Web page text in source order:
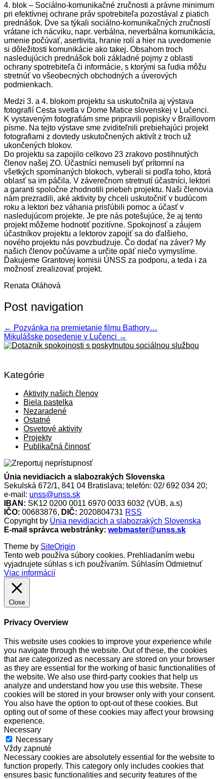
4. blok – Sociálno-komunikačné zručnosti a právne minimum
pri efektívnej ochrane práv spotrebiteľa pozostával z piatich
prednášok. Dve sa týkali sociálno-komunikačných zručností
vrátane ich nácviku, napr. verbálna, neverbálna komunikácia,
umenie počúvať, asertivita, hranie rolí a hier na uvedomenie
si dôležitosti komunikácie ako takej. Obsahom troch
nasledujúcich prednášok boli základné pojmy z oblasti
ochrany spotrebiteľa či informácie, s ktorými sa ľudia môžu
stretnúť vo všeobecných obchodných a úverových
podmienkach.
Medzi 3. a 4. blokom projektu sa uskutočnila aj výstava
fotografií Cesta svetla v Dome Matice slovenskej v Lučenci.
K vystaveným fotografiám sme pripravili popisky v Braillovom
písme. Na tejto výstave sme zviditeľnili prebiehajúci projekt
fotografiami z dovtedy uskutočnených aktivít z troch už
ukončených blokov.
Do projektu sa zapojilo celkovo 23 zrakovo postihnutých
členov našej ZO. Účastníci nemuseli byť prítomní na
všetkých spomínaných blokoch, vyberali si podľa toho, ktorá
oblasť sa im páčila. V záverečnom stretnutí účastníci, lektori
a garanti spoločne zhodnotili priebeh projektu. Naši členovia
nám prezradili, aké aktivity by chceli uskutočniť v budúcom
roku a lektori bez váhania prisľúbili pomoc a účasť v
nasledujúcom projekte. Je pre nás potešujúce, že aj tento
projekt môžeme hodnotiť pozitívne. Spokojnosť a záujem
účastníkov projektu a lektorov zapojiť sa do ďalšieho,
nového projektu nás povzbudzuje. Čo dodať na záver? My
našich členov počúvame a určite opäť niečo vymyslíme.
Ďakujeme Grantovej komisii ÚNSS za podporu, a teda i za
možnosť zrealizovať projekt.
Renata Oláhová
Post navigation
← Pozvánka na premietanie filmu Bathory…
Mikulášske posedenie v Lučenci →
Kategórie
Aktivity našich členov
Biela pastelka
Nezaradené
Ostatné
Osvetové aktivity
Projekty
Publikačná činnosť
Únia nevidiacich a slabozrakých Slovenska
Sekulská 672/1, 841 04 Bratislava; telefón: 02/ 692 034 20;
e-mail: unss@unss.sk
IBAN: SK12 0200 0011 6970 0033 6032 (VÚB, a.s)
IČO: 00683876, DIČ: 2020804731 RSS
Copyright by Únia nevidiacich a slabozrakých Slovenska
E-mail správca webstránky: webmaster@unss.sk
Theme by SiteOrigin
Tento web používa súbory cookies. Prehliadaním webu
vyjadrujete súhlas s ich používaním. Súhlasím Odmietnuť
Viac informácií
Close
Privacy Overview
This website uses cookies to improve your experience while
you navigate through the website. Out of these, the cookies
that are categorized as necessary are stored on your browser
as they are essential for the working of basic functionalities of
the website. We also use third-party cookies that help us
analyze and understand how you use this website. These
cookies will be stored in your browser only with your consent.
You also have the option to opt-out of these cookies. But
opting out of some of these cookies may affect your browsing
experience.
Necessary
Necessary
Vždy zapnuté
Necessary cookies are absolutely essential for the website to
function properly. This category only includes cookies that
ensures basic functionalities and security features of the